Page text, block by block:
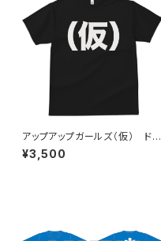
アップアップガールズ（仮） ドラ
イ（仮）Tシャツ
¥3,500